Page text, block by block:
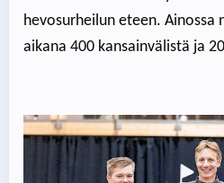
hevosurheilun eteen. Ainossa
aikana 400 kansainvälistä ja